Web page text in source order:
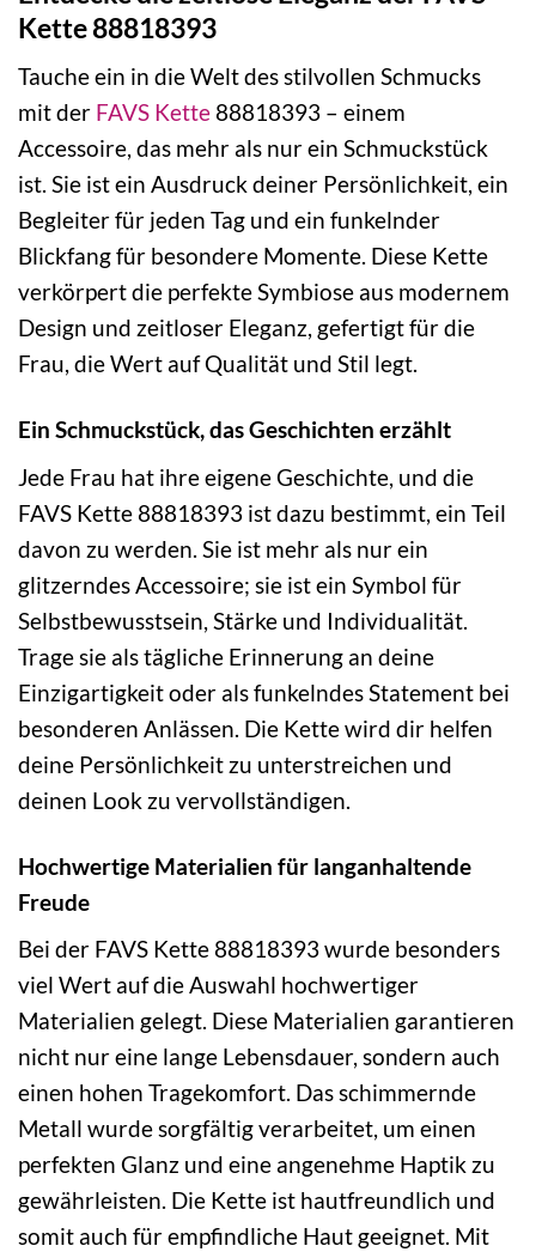
Kette 88818393
Tauche ein in die Welt des stilvollen Schmucks
mit der FAVS Kette 88818393 – einem
Accessoire, das mehr als nur ein Schmuckstück
ist. Sie ist ein Ausdruck deiner Persönlichkeit, ein
Begleiter für jeden Tag und ein funkelnder
Blickfang für besondere Momente. Diese Kette
verkörpert die perfekte Symbiose aus modernem
Design und zeitloser Eleganz, gefertigt für die
Frau, die Wert auf Qualität und Stil legt.
Ein Schmuckstück, das Geschichten erzählt
Jede Frau hat ihre eigene Geschichte, und die
FAVS Kette 88818393 ist dazu bestimmt, ein Teil
davon zu werden. Sie ist mehr als nur ein
glitzerndes Accessoire; sie ist ein Symbol für
Selbstbewusstsein, Stärke und Individualität.
Trage sie als tägliche Erinnerung an deine
Einzigartigkeit oder als funkelndes Statement bei
besonderen Anlässen. Die Kette wird dir helfen
deine Persönlichkeit zu unterstreichen und
deinen Look zu vervollständigen.
Hochwertige Materialien für langanhaltende
Freude
Bei der FAVS Kette 88818393 wurde besonders
viel Wert auf die Auswahl hochwertiger
Materialien gelegt. Diese Materialien garantieren
nicht nur eine lange Lebensdauer, sondern auch
einen hohen Tragekomfort. Das schimmernde
Metall wurde sorgfältig verarbeitet, um einen
perfekten Glanz und eine angenehme Haptik zu
gewährleisten. Die Kette ist hautfreundlich und
somit auch für empfindliche Haut geeignet. Mit